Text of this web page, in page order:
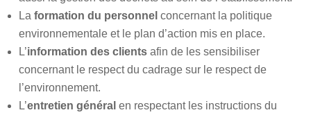
Laformation du personnel concernant la politique
environnementale et le plan d’action mis en place.
L’information des clientsafin de les sensibiliser
concernant le respect du cadrage sur le respect de
l’environnement.
L’entretien généralen respectant les instructions du